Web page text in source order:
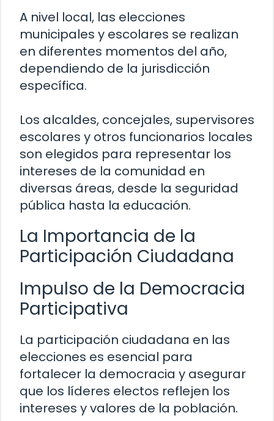
A nivel local, las elecciones
municipales y escolares se realizan
en diferentes momentos del año,
dependiendo de la jurisdicción
específica.
Los alcaldes, concejales, supervisores
escolares y otros funcionarios locales
son elegidos para representar los
intereses de la comunidad en
diversas áreas, desde la seguridad
pública hasta la educación.
La Importancia de la
Participación Ciudadana
Impulso de la Democracia
Participativa
La participación ciudadana en las
elecciones es esencial para
fortalecer la democracia y asegurar
que los líderes electos reflejen los
intereses y valores de la población.